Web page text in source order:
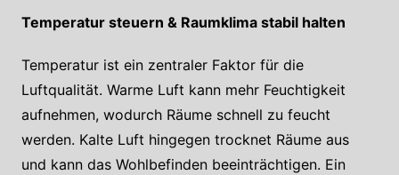
Temperatur steuern & Raumklima stabil halten
Temperatur ist ein zentraler Faktor für die
Luftqualität. Warme Luft kann mehr Feuchtigkeit
aufnehmen, wodurch Räume schnell zu feucht
werden. Kalte Luft hingegen trocknet Räume aus
und kann das Wohlbefinden beeinträchtigen. Ein